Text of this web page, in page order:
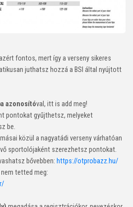
fontos, mert így a verseny sikeres
juthatsz hozzá a BSI által nyújtott
azonosítóval, itt is add meg!
pontokat gyűjthetsz, melyeket
be.
közül a nagyatádi verseny várhatóan
sportolójaként szerezhetsz pontokat.
bővebben: https://otprobazz.hu/
tetted meg: